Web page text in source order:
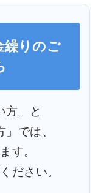
繰りのご
方」と
」では、
す。
ださい。